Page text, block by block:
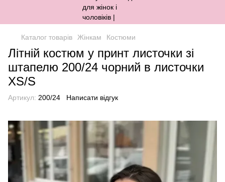
Каталог товарів Жінкам Костюми
Літній костюм у принт листочки зі
штапелю 200/24 чорний в листочки
XS/S
Артикул: 200/24 Написати відгук